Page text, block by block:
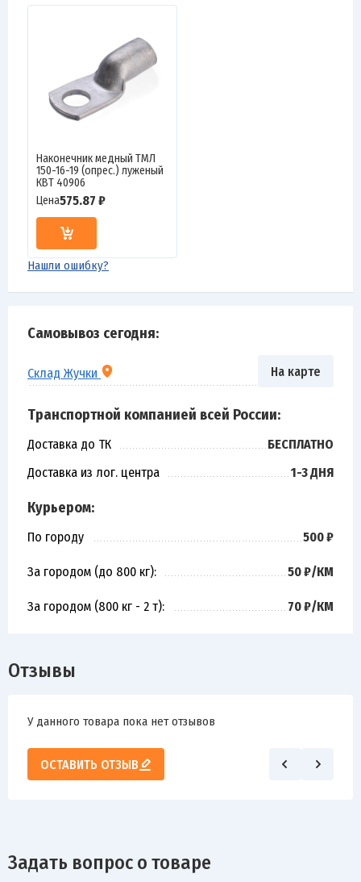
Самовывоз сегодня:
Склад Жучки На карте
Транспортной компанией всей России:
Доставка до ТК
БЕСПЛАТНО
Доставка из лог. центра
1-3 ДНЯ
Курьером:
По городу 500 ₽
За городом (до 800 кг): 50 ₽/КМ
За городом (800 кг - 2 т): 70 ₽/КМ
Наконечник медный ТМЛ
150-16-19 (опрес.) луженый
КВТ 40906
Цена575.87 ₽
Нашли ошибку?
Отзывы
У данного товара пока нет отзывов
ОСТАВИТЬ ОТЗЫВ
Задать вопрос о товаре